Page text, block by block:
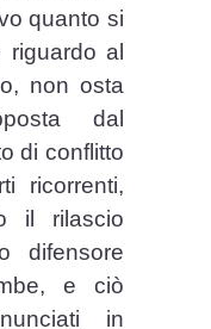
quanto si
al
non osta
dal
di conflitto
ricorrenti,
il rilascio
difensore
e ciò
in